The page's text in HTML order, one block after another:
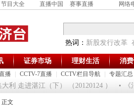
节目大全 直播中国 赛事直播 网络
热词： 新股发行改革
播 CCTV-7直播 CCTV栏目导航 专题汇总
证券市场 理财生活 消
利 走进湛江（下） （20120124 ） 《
正文